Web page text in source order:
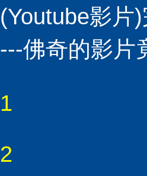
(Youtube影片
---佛奇的影片
1
2